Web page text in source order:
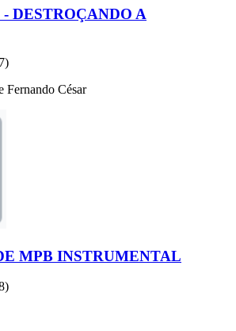
DESTROÇANDO A
Fernando César
MPB INSTRUMENTAL